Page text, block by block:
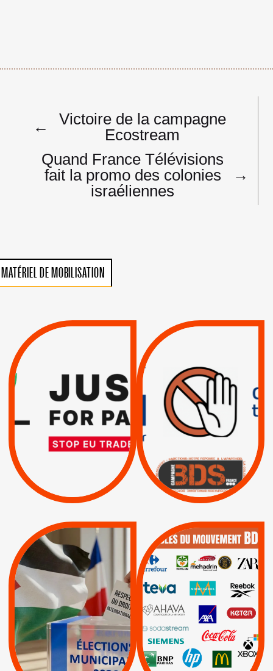
Navigation
de
←
Victoire de la campagne
Ecostream
Quand France Télévisions
fait la promo des colonies
israéliennes
→
MATÉRIEL DE MOBILISATION
VIOLATIONS DES
SUSPENSION
TOTALE DE
L’ACCORD
D’ASSOCIATION UE-
ISRAËL
| Actus Pétitions
RESPECT DU DROIT
INTERNATIONAL ?
TRUMP, MACRON :
MÊME COMBAT
| Actus |
| Boycott militaire |
Lettres d'interpellation
MUNICIPALES 2026 :
JE VOTE POUR LE
RESPECT DU DROIT
INTERNATIONAL EN
PALESTINE
APPELS | Actus |
Espaces Sans
Apartheid
| Lettres d'interpellation
QUE BOYCOTTER ?
BOYCOTT /
AXA BNP | CAF |
Carrefour | HP |
Keter |
Livres et brochures |
Mehadrin | PUMA
Sodastream |